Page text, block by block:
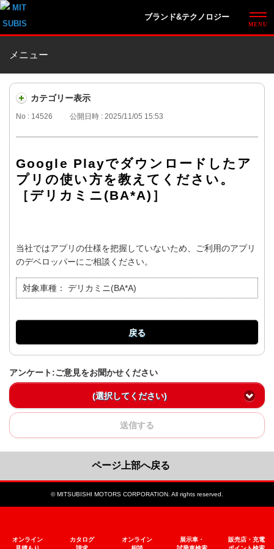
ブランド&テクノロジー
メニュー
カテゴリー表示
No : 14526 公開日時 : 2025/11/05 15:53
Google Playでダウンロードしたア
プリの使い方を教えてください。
［デリカミニ(BA*A)］
当社ではアプリの仕様を把握していないため、ご利用のアプリ
のデベロッパーにご相談ください。
対象車種： デリカミニ(BA*A)
戻る
アンケート:ご意見をお聞かせください
(選択してください)
送信する
ページ上部へ戻る
© MITSUBISHI MOTORS CORPORATION. All rights reserved.
オンライン
カタログ
オンライン
展示車・
販売店・充電